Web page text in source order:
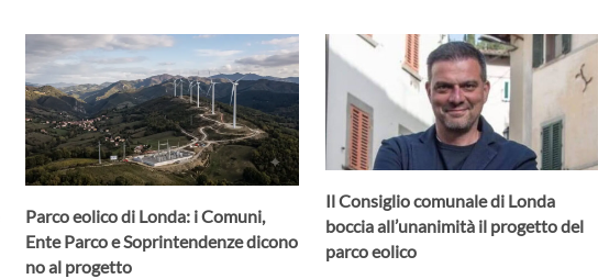
Parco eolico di Londa: i Comuni,
Ente Parco e Soprintendenze dicono
no al progetto
Il Consiglio comunale di Londa
boccia all’unanimità il progetto del
parco eolico